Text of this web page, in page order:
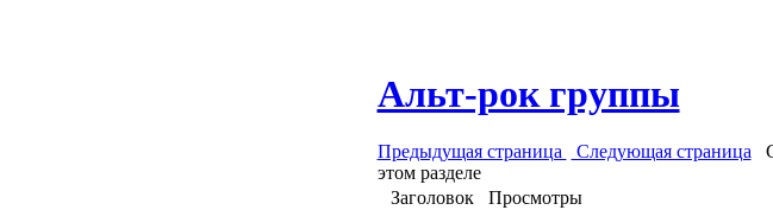
Альт-рок группы
Предыдущая страница Следующая страница
этом разделе
Заголовок
Просмотры